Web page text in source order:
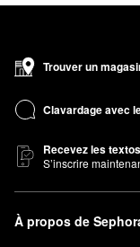
Trouver un
Clavardage avec
Recevez les
S’inscrire
À propos de